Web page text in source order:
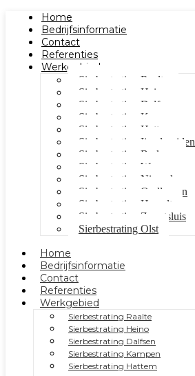
Home
Bedrijfsinformatie
Contact
Referenties
Werkgebied
Sierbestrating Raalte
Sierbestrating Heino
Sierbestrating Dalfsen
Sierbestrating Kampen
Sierbestrating Hattem
Sierbestrating Ijsselmuiden
Sierbestrating Berkum
Sierbestrating Wezep
Sierbestrating Nieuwleusen
Sierbestrating Oudleusen
Sierbestrating Hasselt
Sierbestrating Zwartsluis
Sierbestrating Olst
Home
Bedrijfsinformatie
Contact
Referenties
Werkgebied
Sierbestrating Raalte
Sierbestrating Heino
Sierbestrating Dalfsen
Sierbestrating Kampen
Sierbestrating Hattem